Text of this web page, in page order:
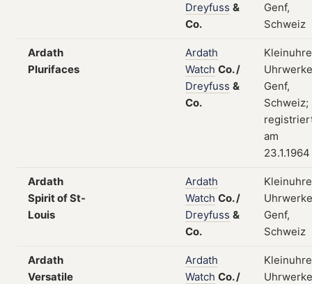
Dreyfuss &
Co.
Genf,
Schweiz
Ardath
Plurifaces
Ardath
Watch Co./
Dreyfuss &
Co.
Genf,
Schweiz;
am
23.1.1964
Ardath
Spirit of St-
Louis
Ardath
Watch Co./
Dreyfuss &
Co.
Genf,
Schweiz
Ardath
Versatile
Ardath
Watch Co./